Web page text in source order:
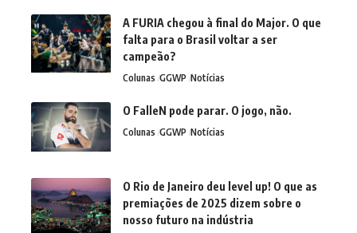
A FURIA chegou à final do Major. O que
falta para o Brasil voltar a ser
campeão?
Colunas GGWP Notícias
O FalleN pode parar. O jogo, não.
Colunas GGWP Notícias
O Rio de Janeiro deu level up! O que as
premiações de 2025 dizem sobre o
nosso futuro na indústria